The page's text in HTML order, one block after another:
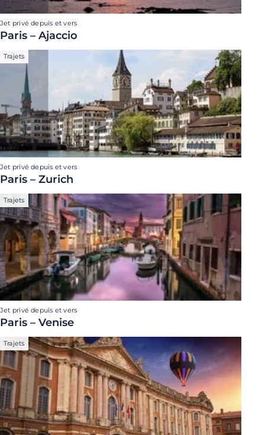
Jet privé depuis et vers
Paris – Ajaccio
Trajets
Jet privé depuis et vers
Paris – Zurich
Trajets
Jet privé depuis et vers
Paris – Venise
Trajets